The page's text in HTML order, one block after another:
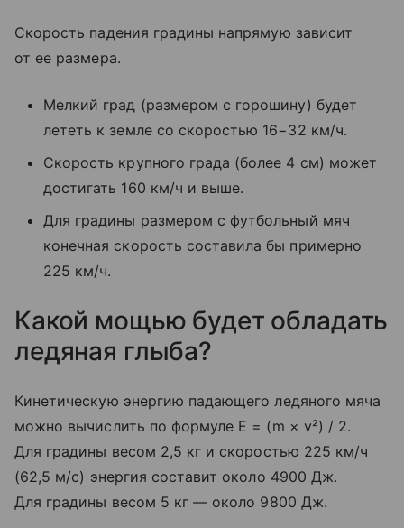
Скорость падения градины напрямую зависит
от ее размера.
Мелкий град (размером с горошину) будет
лететь к земле со скоростью 16−32 км/ч.
Скорость крупного града (более 4 см) может
достигать 160 км/ч и выше.
Для градины размером с футбольный мяч
конечная скорость составила бы примерно
225 км/ч.
Какой мощью будет обладать
ледяная глыба?
Кинетическую энергию падающего ледяного мяча
можно вычислить по формуле E = (m × v²) / 2.
Для градины весом 2,5 кг и скоростью 225 км/ч
(62,5 м/с) энергия составит около 4900 Дж.
Для градины весом 5 кг — около 9800 Дж.